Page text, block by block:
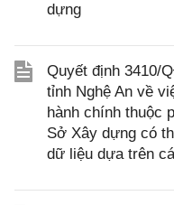
dựng
Quyết định 3410/
tỉnh Nghệ An về
hành chính thuộc
Sở Xây dựng có
dữ liệu dựa trên